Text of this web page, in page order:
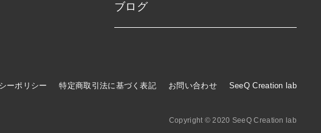
ブログ
ーポリシー 特定商取引法に基づく表記 お問い合わせ SeeQ Creation lab
Copyright © 2020 SeeQ Creation lab